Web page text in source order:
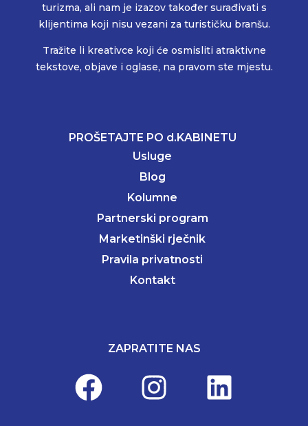
turizma, ali nam je izazov također surađivati s
klijentima koji nisu vezani za turističku branšu.
Tražite li kreativce koji će osmisliti atraktivne
tekstove, objave i oglase, na pravom ste mjestu.
PROŠETAJTE PO d.KABINETU
Usluge
Blog
Kolumne
Partnerski program
Marketinški rječnik
Pravila privatnosti
Kontakt
ZAPRATITE NAS